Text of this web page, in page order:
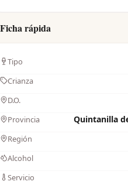
Ficha rápida
Tipo
Crianza
D.O.
Provincia Quintanilla
Región
Alcohol
Servicio